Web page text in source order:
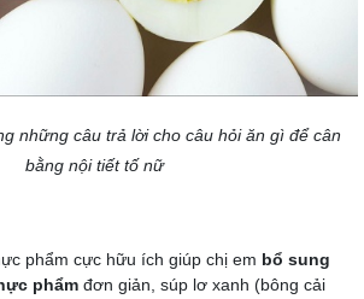
những câu trả lời cho câu hỏi ăn gì để cân
bằng nội tiết tố nữ
phẩm cực hữu ích giúp chị em bổ sung
phẩm đơn giản, súp lơ xanh (bông cải